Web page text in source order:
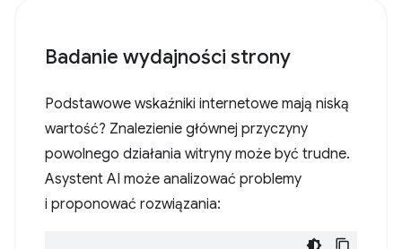
Badanie wydajności strony
Podstawowe wskaźniki internetowe mają niską
wartość? Znalezienie głównej przyczyny
powolnego działania witryny może być trudne.
Asystent AI może analizować problemy
i proponować rozwiązania: